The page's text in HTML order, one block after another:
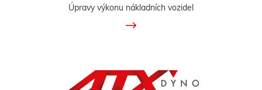
Úpravy výkonu nákladních vozidel